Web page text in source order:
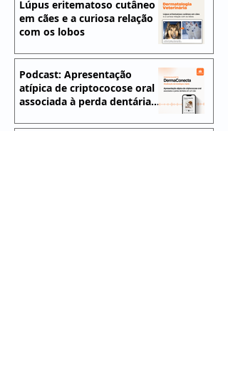
Transplante de
microbiota fecal em
cães atópicos e novas
evidências sobre o eixo
intestino–pele
Lúpus eritematoso cutâneo
em cães e a curiosa relação
com os lobos
Podcast: Apresentação
atípica de criptococose oral
associada à perda dentária